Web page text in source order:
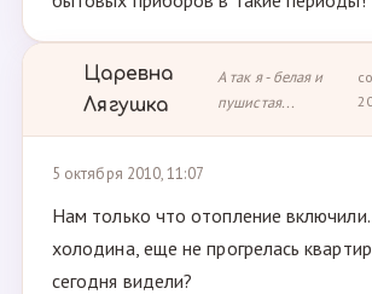
Царевна
Лягушка
А так я - белая и
пушистая...
5 октября 2010, 11:07
Нам только что отопление
холодина, еще не прогрелась
сегодня видели?